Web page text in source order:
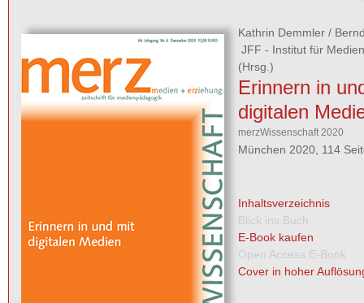
Kathrin Demmler/
JFF - Institut für
(Hrsg.)
Erinnern in
digitalen
merzWissenschaft 2020
München 2020, 114
Inhaltsverzeichnis
Blick ins Buch
E-Book kaufen
Open Access E-Book
Cover in hoher